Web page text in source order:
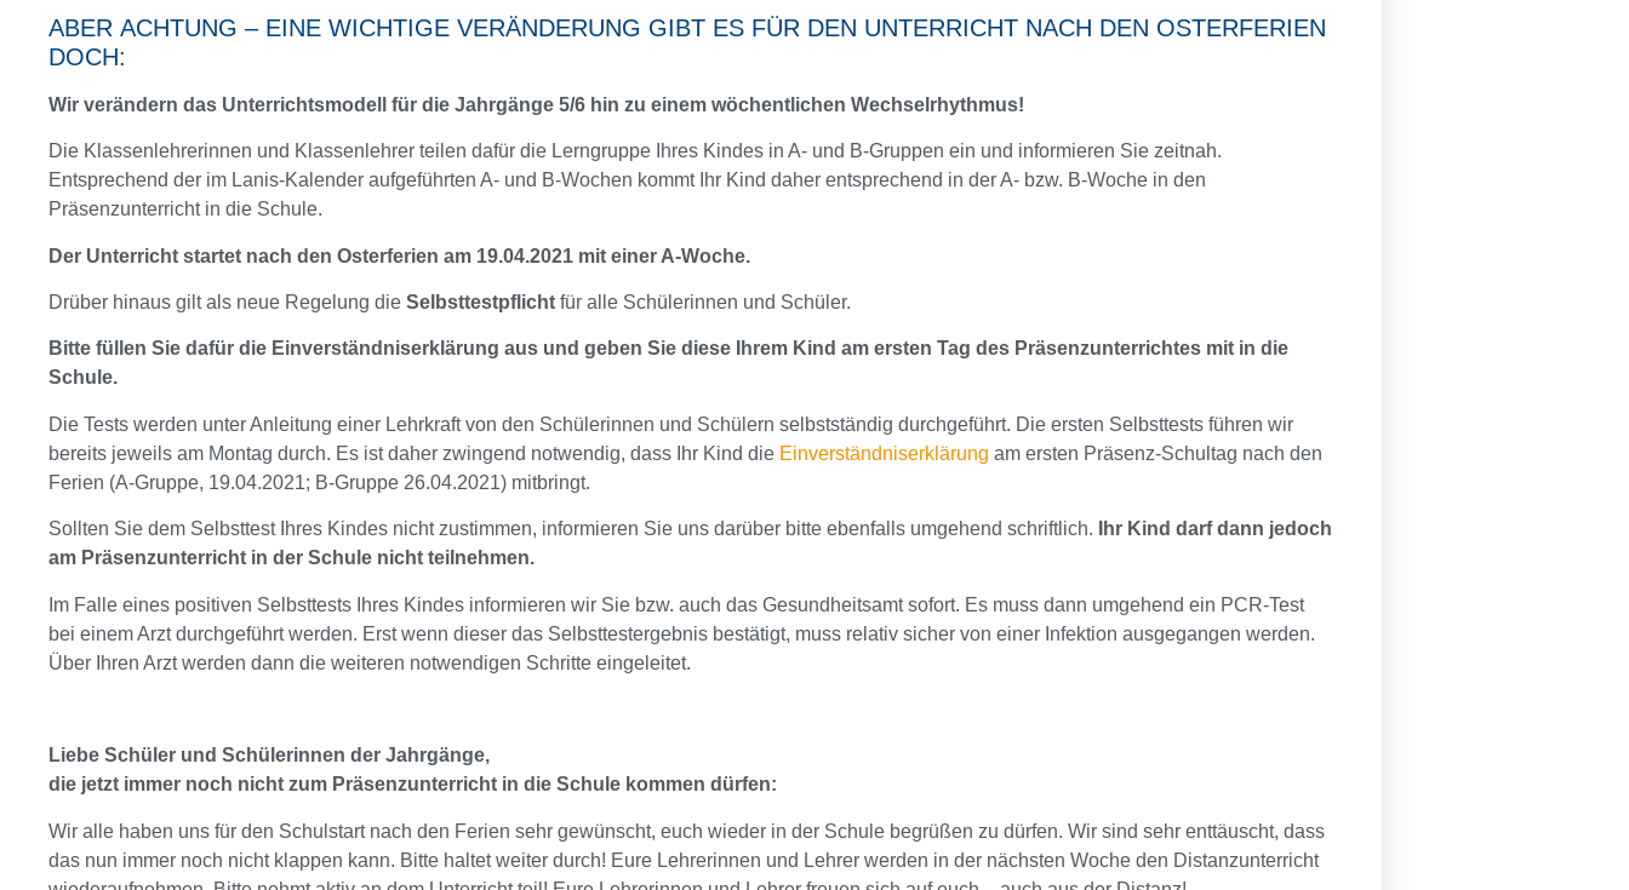
ABER ACHTUNG – EINE WICHTIGE VERÄNDERUNG GIBT ES FÜR DEN UNTERRICHT NACH DEN OSTERFERIEN
DOCH:
Wir verändern das Unterrichtsmodell für die Jahrgänge 5/6 hin zu einem wöchentlichen Wechselrhythmus!
Die Klassenlehrerinnen und Klassenlehrer teilen dafür die Lerngruppe Ihres Kindes in A- und B-Gruppen ein und informieren Sie zeitnah.
Entsprechend der im Lanis-Kalender aufgeführten A- und B-Wochen kommt Ihr Kind daher entsprechend in der A- bzw. B-Woche in den
Präsenzunterricht in die Schule.
Der Unterricht startet nach den Osterferien am 19.04.2021 mit einer A-Woche.
Drüber hinaus gilt als neue Regelung die Selbsttestpflicht für alle Schülerinnen und Schüler.
Bitte füllen Sie dafür die Einverständniserklärung aus und geben Sie diese Ihrem Kind am ersten Tag des Präsenzunterrichtes mit in die
Schule.
Die Tests werden unter Anleitung einer Lehrkraft von den Schülerinnen und Schülern selbstständig durchgeführt. Die ersten Selbsttests führen wir
bereits jeweils am Montag durch. Es ist daher zwingend notwendig, dass Ihr Kind die Einverständniserklärung am ersten Präsenz-Schultag nach den
Ferien (A-Gruppe, 19.04.2021; B-Gruppe 26.04.2021) mitbringt.
Sollten Sie dem Selbsttest Ihres Kindes nicht zustimmen, informieren Sie uns darüber bitte ebenfalls umgehend schriftlich.
Ihr Kind darf dann jedoch
am Präsenzunterricht in der Schule nicht teilnehmen.
Im Falle eines positiven Selbsttests Ihres Kindes informieren wir Sie bzw. auch das Gesundheitsamt sofort. Es muss dann umgehend ein PCR-Test
bei einem Arzt durchgeführt werden. Erst wenn dieser das Selbsttestergebnis bestätigt, muss relativ sicher von einer Infektion ausgegangen werden.
Über Ihren Arzt werden dann die weiteren notwendigen Schritte eingeleitet.
Liebe Schüler und Schülerinnen der Jahrgänge,
die jetzt immer noch nicht zum Präsenzunterricht in die Schule kommen dürfen:
Wir alle haben uns für den Schulstart nach den Ferien sehr gewünscht, euch wieder in der Schule begrüßen zu dürfen. Wir sind sehr enttäuscht, dass
das nun immer noch nicht klappen kann. Bitte haltet weiter durch! Eure Lehrerinnen und Lehrer werden in der nächsten Woche den Distanzunterricht